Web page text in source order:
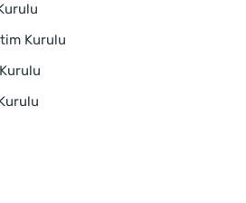
Kurulu